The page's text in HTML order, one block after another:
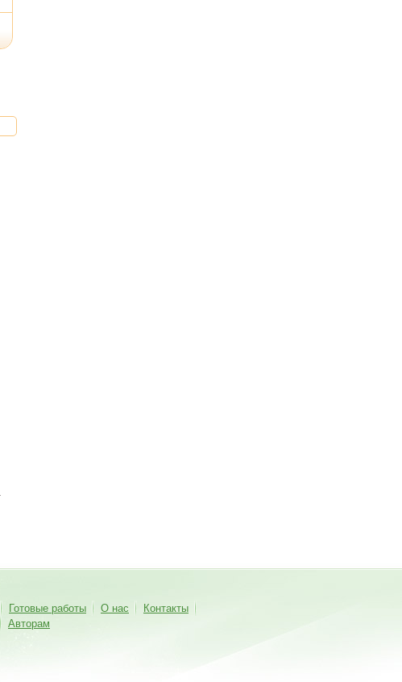
Готовые работы О нас
Контакты
Авторам